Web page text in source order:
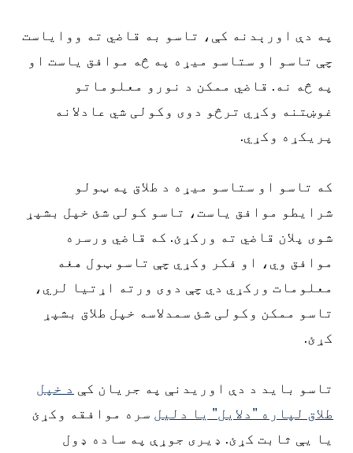
په دې اورېدنه کې، تاسو به قاضي ته ووایاست
چې تاسو او ستاسو میړه په څه موافق یاست او
په څه نه. قاضي ممکن د نورو معلوماتو
غوښتنه وکړي ترڅو دوی وکولی شي عادلانه
پریکړه وکړي.
که تاسو او ستاسو میړه د طلاق په ټولو
شرایطو موافق یاست، تاسو کولی شئ خپل بشپړ
شوی پلان قاضي ته ورکړئ. که قاضي ورسره
موافق وي، او فکر وکړي چې تاسو ټول هغه
معلومات ورکړي دي چې دوی ورته اړتیا لري،
تاسو ممکن وکولی شئ سمدلاسه خپل طلاق بشپړ
کړئ.
تاسو باید د دې اوریدنې په جریان کې د خپل
طلاق لپاره "دلایل" یا دلیل سره موافقه وکړئ
یا یې ثابت کړئ. ډیری جوړې په ساده ډول